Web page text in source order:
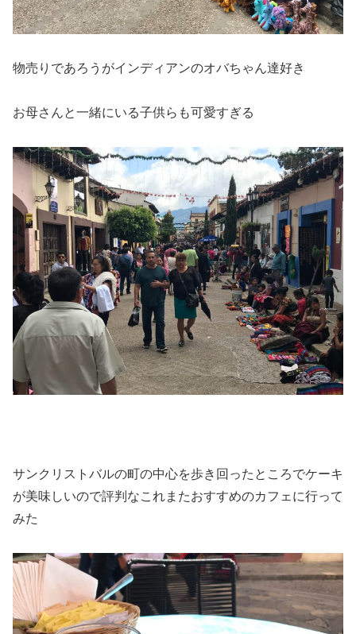
物売りであろうがインディアンのオバちゃん達好き
お母さんと一緒にいる子供らも可愛すぎる
サンクリストバルの町の中心を歩き回ったところでケーキ
が美味しいので評判なこれまたおすすめのカフェに行って
みた